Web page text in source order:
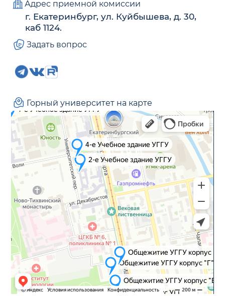
Адрес приемной комиссии
г. Екатеринбург, ул. Куйбышева, д. 30,
каб 1124.
Задать вопрос
Горный университет на карте